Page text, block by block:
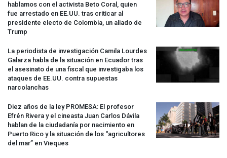
hablamos con el activista Beto Coral, quien
fue arrestado en EE.UU. tras criticar al
presidente electo de Colombia, un aliado de
Trump
La periodista de investigación Camila Lourdes
Galarza habla de la situación en Ecuador tras
el asesinato de una fiscal que investigaba los
ataques de EE.UU. contra supuestas
narcolanchas
Diez años de la ley PROMESA: El profesor
Efrén Rivera y el cineasta Juan Carlos Dávila
hablan de la ciudadanía por nacimiento en
Puerto Rico y la situación de los “agricultores
del mar” en Vieques